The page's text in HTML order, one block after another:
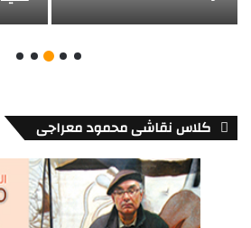
کلاس نقاشی محمود معراجی